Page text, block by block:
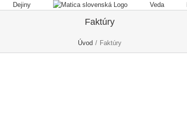
Dejiny Veda
Faktúry
Úvod / Faktúry